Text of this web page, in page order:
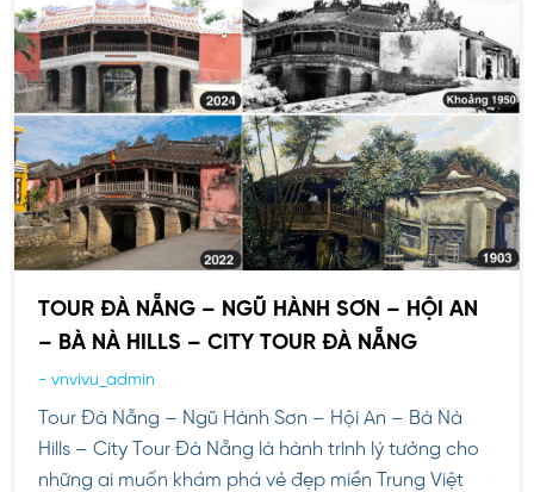
TOUR ĐÀ NẴNG – NGŨ HÀNH SƠN – HỘI AN
– BÀ NÀ HILLS – CITY TOUR ĐÀ NẴNG
- vnvivu_admin
Tour Đà Nẵng – Ngũ Hành Sơn – Hội An – Bà Nà
Hills – City Tour Đà Nẵng là hành trình lý tưởng cho
những ai muốn khám phá vẻ đẹp miền Trung Việt